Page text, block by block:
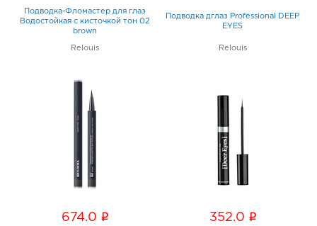
Подводка-Фломастер для глаз
Водостойкая с кисточкой тон 02
brown
Relouis
674.0 i
Подводка дглаз Professional DEEP
EYES
Relouis
352.0 i